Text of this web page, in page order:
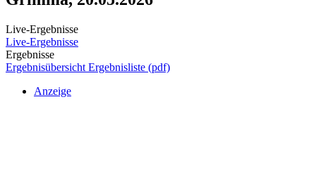
Live-Ergebnisse
Live-Ergebnisse
Ergebnisse
Ergebnisübersicht Ergebnisliste (pdf)
Anzeige